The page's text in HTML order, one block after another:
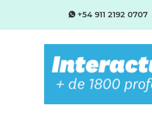
+54 911 2192 0707